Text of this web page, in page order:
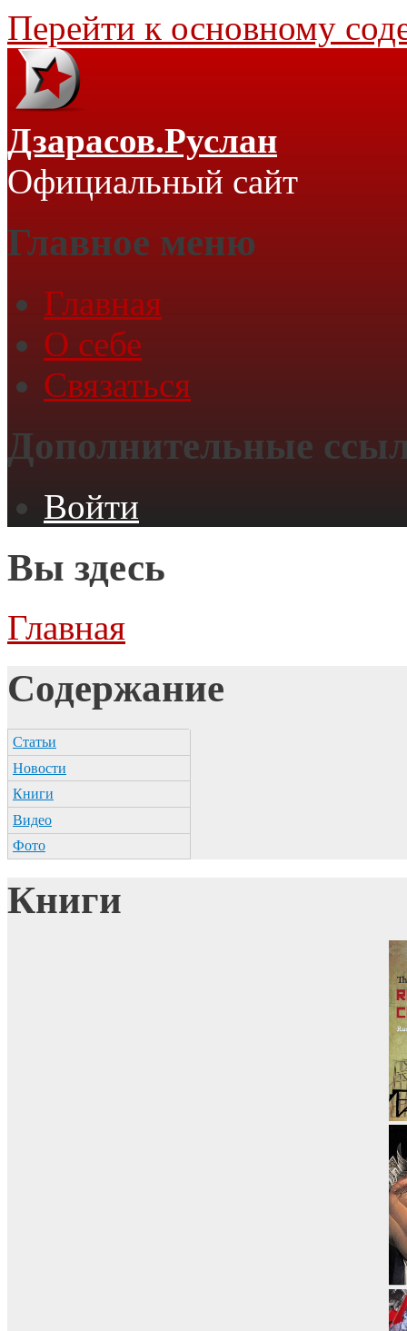
Перейти к основному
Дзарасов.Руслан
Официальный сайт
Главное меню
Главная
О себе
Связаться
Дополнительные
Войти
Вы здесь
Главная
Содержание
Статьи
Новости
Книги
Видео
Фото
Книги